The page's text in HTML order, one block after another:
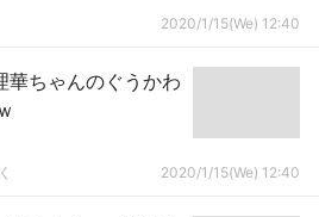
2020/1/15(We) 12:40
華ちゃんのぐうかわ
2020/1/15(We) 12:40